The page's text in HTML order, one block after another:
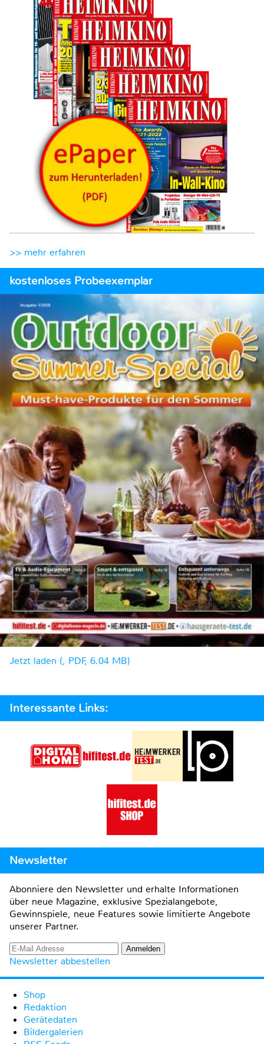
>> mehr erfahren
kostenloses Probeexemplar
Jetzt laden (, PDF, 6.04 MB)
Interessante Links:
Newsletter
Abonniere den Newsletter und erhalte Informationen
über neue Magazine, exklusive Spezialangebote,
Gewinnspiele, neue Features sowie limitierte Angebote
unserer Partner.
Newsletter abbestellen
Shop
Redaktion
Gerätedaten
Bildergalerien